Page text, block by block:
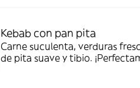
Kebab con pan pita
Carne suculenta, verduras
de pita suave y tibio.